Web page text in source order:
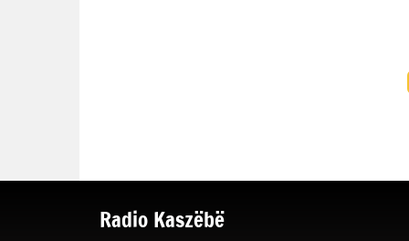
Radio Kaszëbë